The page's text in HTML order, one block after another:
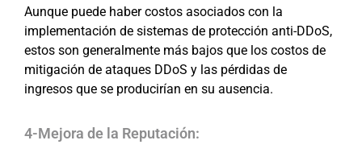
Aunque puede haber costos asociados con la
implementación de sistemas de protección anti-DDoS,
estos son generalmente más bajos que los costos de
mitigación de ataques DDoS y las pérdidas de
ingresos que se producirían en su ausencia.
4-Mejora de la Reputación: